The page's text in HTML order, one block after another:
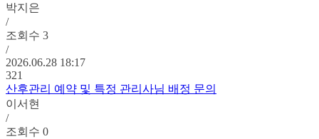
박지은
/
조회수 3
/
2026.06.28 18:17
321
산후관리 예약 및 특정 관리사님 배정 문의
이서현
/
조회수 0